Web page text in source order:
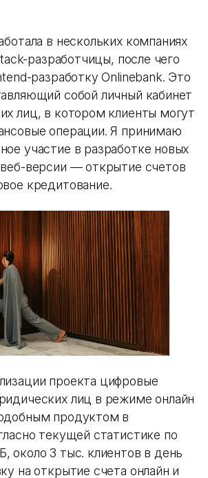
в нескольких компаниях
разработчицы, после чего
разработку Onlinebank. Это
собой личный кабинет
лиц, в котором клиенты могут
операции. Я принимаю
участие в разработке новых
версии — открытие счетов
кредитование.
проекта цифровые
лиц в режиме онлайн
продуктом в
текущей статистике по
около 3 тыс. клиентов в день
на открытие счета онлайн и